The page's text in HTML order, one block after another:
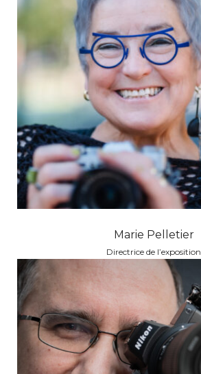
Marie Pelletier
Directrice de l’exposition